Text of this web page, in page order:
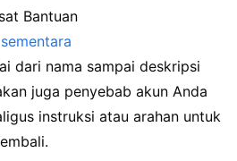
Bantuan
dari nama sampai deskripsi
juga penyebab akun Anda
instruksi atau arahan untuk